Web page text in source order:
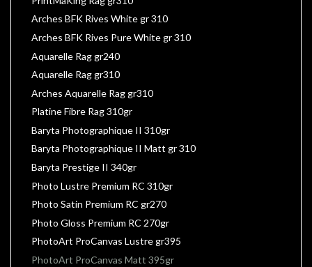
Arches BFK Rives White gr 310
Arches BFK Rives Pure White gr 310
Aquarelle Rag gr240
Aquarelle Rag gr310
Arches Aquarelle Rag gr310
Platine Fibre Rag 310gr
Baryta Photographique II 310gr
Baryta Photographique II Matt gr 310
Baryta Prestige II 340gr
Photo Lustre Premium RC 310gr
Photo Satin Premium RC gr270
Photo Gloss Premium RC 270gr
PhotoArt ProCanvas Lustre gr395
PhotoArt ProCanvas Matt 395gr